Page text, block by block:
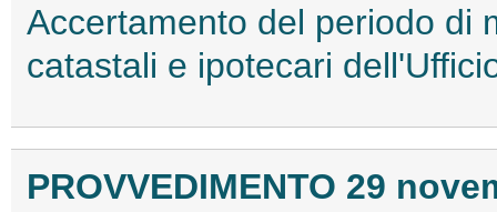
Accertamento del periodo di
catastali e ipotecari
PROVVEDIMENTO 29